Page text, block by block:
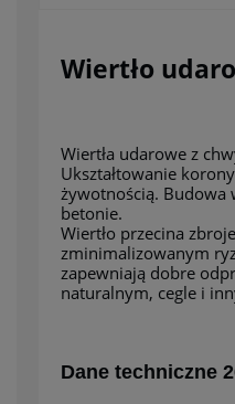
Wiertło
Wiertła udarowe z
Ukształtowanie
żywotnością. Budowa
betonie.
Wiertło przecina
zminimalizowanym
zapewniają dobre
naturalnym, cegle i
Dane techniczne